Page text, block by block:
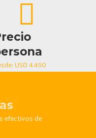
USD 4.490
efectivos de